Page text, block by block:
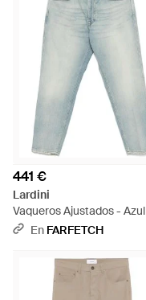
441 €
Lardini
Vaqueros Ajustados - Azul
En FARFETCH